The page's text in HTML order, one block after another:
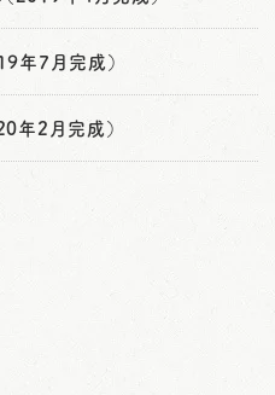
年7月完成）
年2月完成）